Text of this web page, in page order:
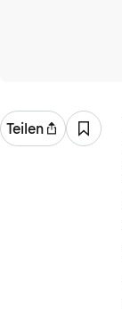
Teilen